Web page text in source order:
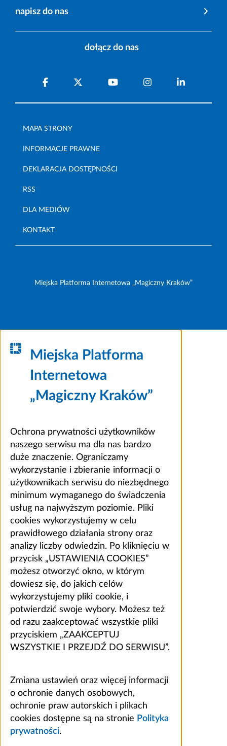
napisz do nas
dołącz do nas
MAPA STRONY
INFORMACJE PRAWNE
DEKLARACJA DOSTĘPNOŚCI
RSS
DLA MEDIÓW
KONTAKT
Miejska Platforma Internetowa „Magiczny Kraków”
Miejska Platforma
Internetowa
„Magiczny Kraków”
Ochrona prywatności użytkowników
naszego serwisu ma dla nas bardzo
duże znaczenie. Ograniczamy
wykorzystanie i zbieranie informacji o
użytkownikach serwisu do niezbędnego
minimum wymaganego do świadczenia
usług na najwyższym poziomie. Pliki
cookies wykorzystujemy w celu
prawidłowego działania strony oraz
analizy liczby odwiedzin. Po kliknięciu w
przycisk „USTAWIENIA COOKIES”
możesz otworzyć okno, w którym
dowiesz się, do jakich celów
wykorzystujemy pliki cookie, i
potwierdzić swoje wybory. Możesz też
od razu zaakceptować wszystkie pliki
przyciskiem „ZAAKCEPTUJ
WSZYSTKIE I PRZEJDŹ DO SERWISU”.
Zmiana ustawień oraz więcej informacji
o ochronie danych osobowych,
ochronie praw autorskich i plikach
cookies dostępne są na stronie Polityka
prywatności.